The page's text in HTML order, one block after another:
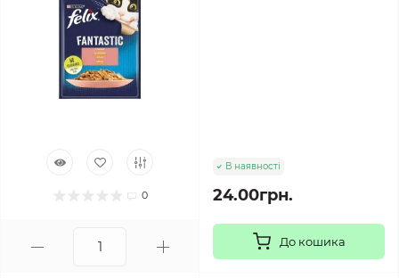
0
В наявності
24.00грн.
До кошика